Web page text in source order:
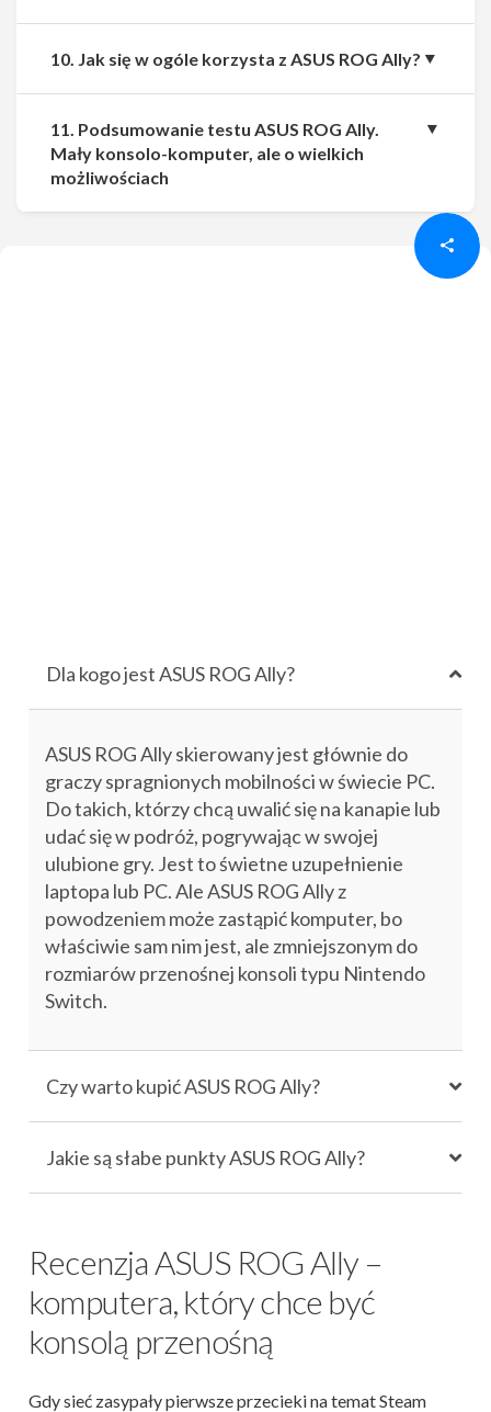
Udostępnij
Dla kogo jest ASUS ROG Ally?
ASUS ROG Ally skierowany jest głównie do
graczy spragnionych mobilności w świecie PC.
Do takich, którzy chcą uwalić się na kanapie lub
udać się w podróż, pogrywając w swojej
ulubione gry. Jest to świetne uzupełnienie
laptopa lub PC. Ale ASUS ROG Ally z
powodzeniem może zastąpić komputer, bo
właściwie sam nim jest, ale zmniejszonym do
rozmiarów przenośnej konsoli typu Nintendo
Switch.
Czy warto kupić ASUS ROG Ally?
Jakie są słabe punkty ASUS ROG Ally?
Recenzja ASUS ROG Ally –
komputera, który chce być
konsolą przenośną
Gdy sieć zasypały pierwsze przecieki na temat Steam
10. Jak się w ogóle korzysta z ASUS ROG Ally?
11. Podsumowanie testu ASUS ROG Ally.
Mały konsolo-komputer, ale o wielkich
możliwościach